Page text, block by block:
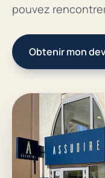
pouvez
Obtenir mon